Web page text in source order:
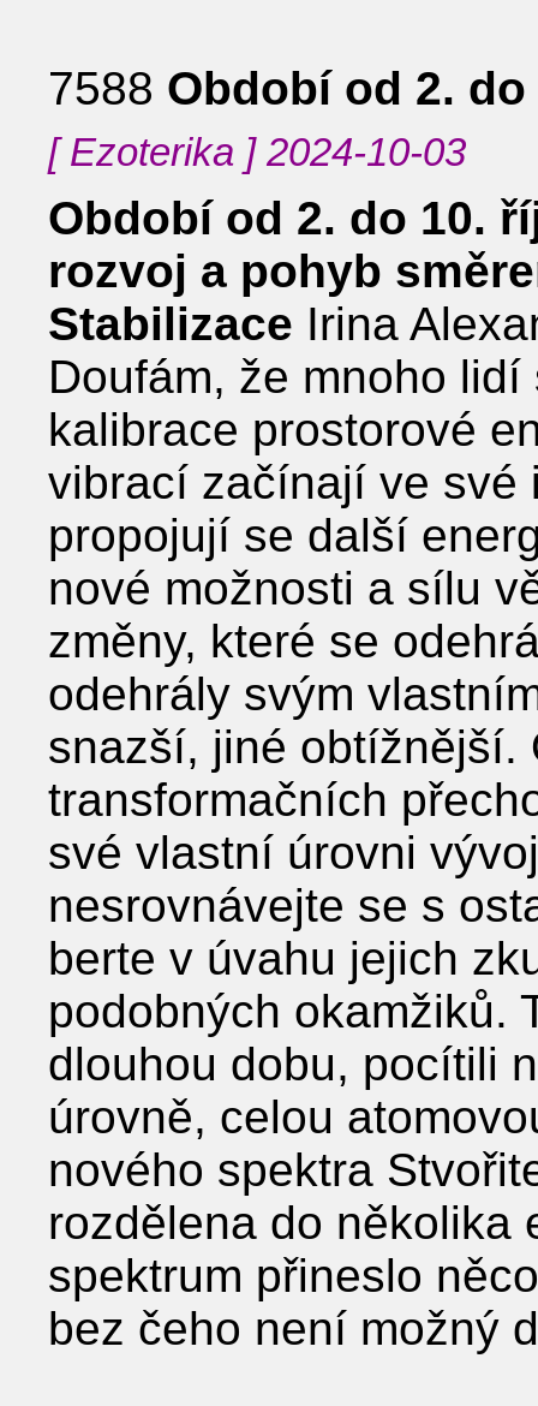
7588 Období od 2.
[ Ezoterika ] 2024-10-03
Období od 2. do 10.
rozvoj a pohyb
Stabilizace Irina
Doufám, že mnoho
kalibrace prostorové
vibrací začínají ve své
propojují se další
nové možnosti a sílu
změny, které se
odehrály svým
snazší, jiné obtížnější.
transformačních
své vlastní úrovni
nesrovnávejte se s
berte v úvahu jejich
podobných okamžiků.
dlouhou dobu, pocítili
úrovně, celou
nového spektra
rozdělena do několika
spektrum přineslo
bez čeho není možný